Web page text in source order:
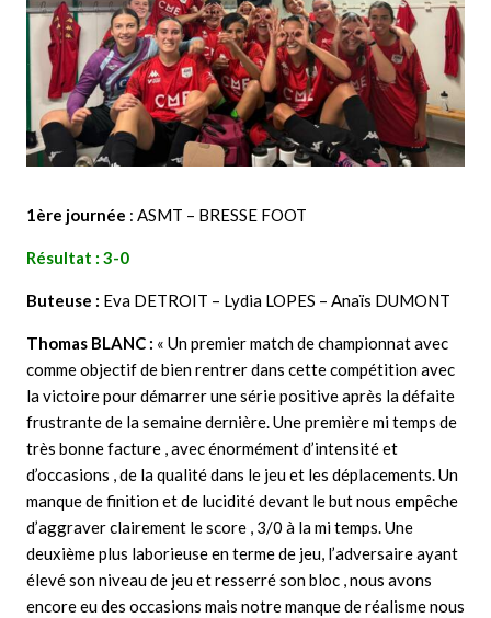
1ère journée : ASMT – BRESSE FOOT
Résultat : 3-0
Buteuse : Eva DETROIT – Lydia LOPES – Anaïs DUMONT
Thomas BLANC : « Un premier match de championnat avec
comme objectif de bien rentrer dans cette compétition avec
la victoire pour démarrer une série positive après la défaite
frustrante de la semaine dernière. Une première mi temps de
très bonne facture , avec énormément d’intensité et
d’occasions , de la qualité dans le jeu et les déplacements. Un
manque de finition et de lucidité devant le but nous empêche
d’aggraver clairement le score , 3/0 à la mi temps. Une
deuxième plus laborieuse en terme de jeu, l’adversaire ayant
élevé son niveau de jeu et resserré son bloc , nous avons
encore eu des occasions mais notre manque de réalisme nous